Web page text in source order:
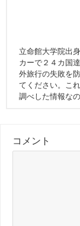
立命館大学院出
カーで２４カ国
外旅行の失敗を
てください。こ
調べした情報な
コメント